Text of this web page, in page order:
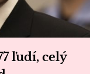
ľudí, celý